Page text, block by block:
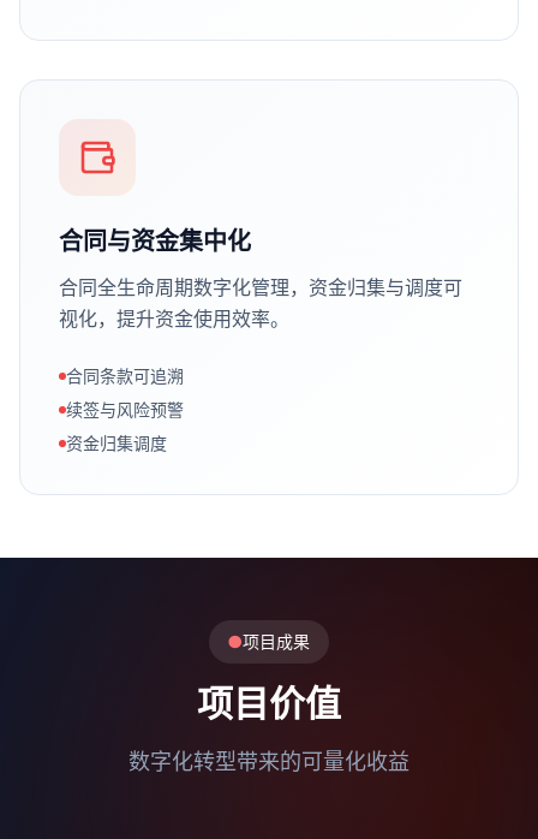
合同与资金集中化
合同全生命周期数字化管理，资金归集与调度可
视化，提升资金使用效率。
合同条款可追溯
续签与风险预警
资金归集调度
●项目成果
项目价值
数字化转型带来的可量化收益